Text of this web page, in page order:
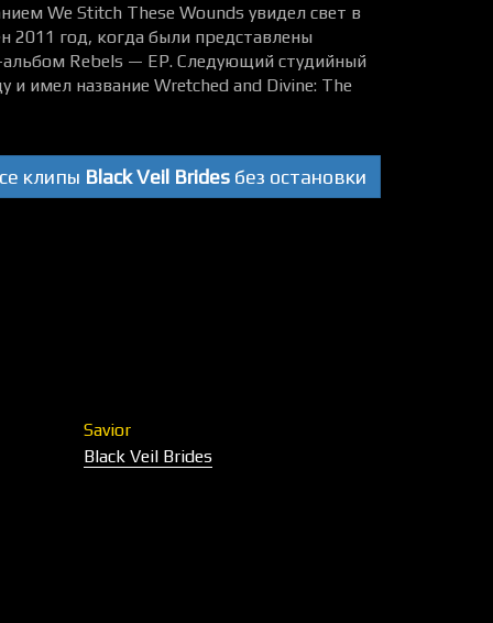
We Stitch These Wounds увидел свет в
2011 год, когда были представлены
Rebels — EP. Следующий студийный
имел название Wretched and Divine: The
клипы Black Veil Brides без остановки
Savior
Black Veil Brides